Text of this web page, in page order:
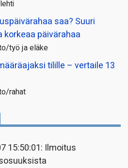
saa? Suuri
korkeaa päivärahaa
työ ja eläke
tilille – vertaile 13
rahat
15:50:01: Ilmoitus